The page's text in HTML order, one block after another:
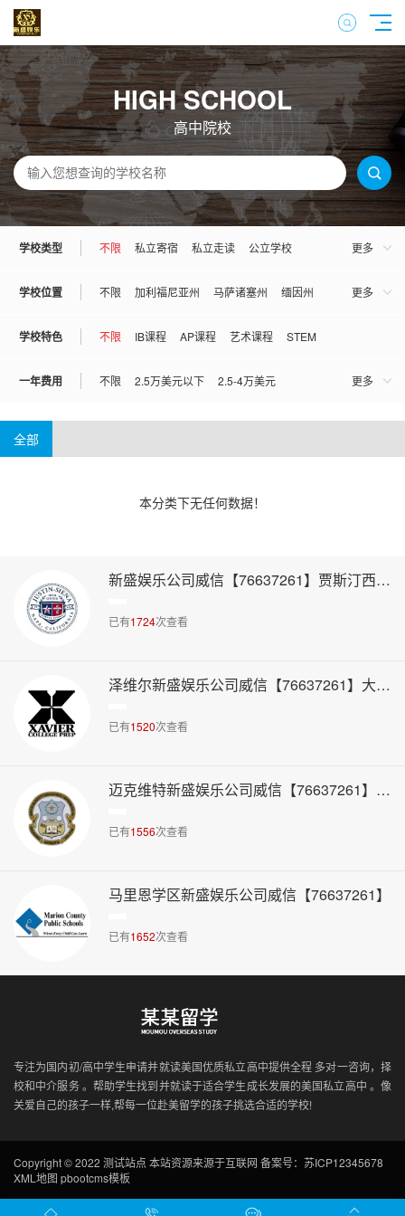
HIGH SCHOOL
高中院校
学校类型 更多
不限 私立寄宿 私立走读
公立学校
学校位置 更多
不限 加利福尼亚州 马萨诸塞州
缅因州
俄勒冈州
俄克拉荷马州 犹他州
学校特色 不限 IB课程 AP课程 艺术课程 STEM
一年费用 更多
不限 2.5万美元以下
2.5-4万美元
全部
本分类下无任何数据！
新盛娱乐公司威信【76637261】贾斯汀西娜高中
已有1724次查看
泽维尔新盛娱乐公司威信【76637261】大学预备高中
已有1520次查看
迈克维特新盛娱乐公司威信【76637261】主教高中
已有1556次查看
马里恩学区新盛娱乐公司威信【76637261】
已有1652次查看
专注为国内初/高中学生申请并就读美国优质私立高中提供全程 多对一咨询，择
校和中介服务 。帮助学生找到并就读于适合学生成长发展的美国私立高中 。像
关爱自己的孩子一样,帮每一位赴美留学的孩子挑选合适的学校!
Copyright © 2022 测试站点 本站资源来源于互联网 备案号：苏ICP12345678
XML地图 pbootcms模板